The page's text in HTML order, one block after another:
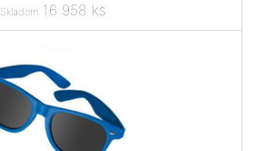
Skladom 16 958 ks